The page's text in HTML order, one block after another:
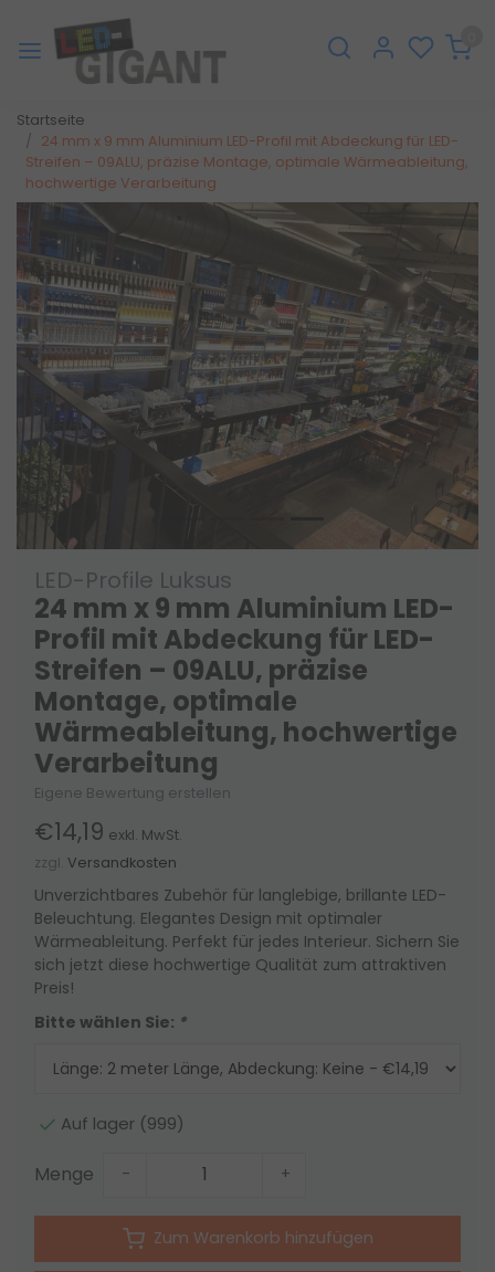
Startseite
24 mm x 9 mm Aluminium LED-Profil mit Abdeckung für LED-
Streifen – 09ALU, präzise Montage, optimale Wärmeableitung,
hochwertige Verarbeitung
Zurück
LED-Profile Luksus
24 mm x 9 mm Aluminium LED-
Profil mit Abdeckung für LED-
Streifen – 09ALU, präzise
Montage, optimale
Wärmeableitung, hochwertige
Verarbeitung
Eigene Bewertung erstellen
€14,19 exkl. MwSt.
zzgl. Versandkosten
Unverzichtbares Zubehör für langlebige, brillante LED-
Beleuchtung. Elegantes Design mit optimaler
Wärmeableitung. Perfekt für jedes Interieur. Sichern Sie
sich jetzt diese hochwertige Qualität zum attraktiven
Preis!
Bitte wählen Sie: *
Auf lager (999)
Menge - +
Zum Warenkorb hinzufügen